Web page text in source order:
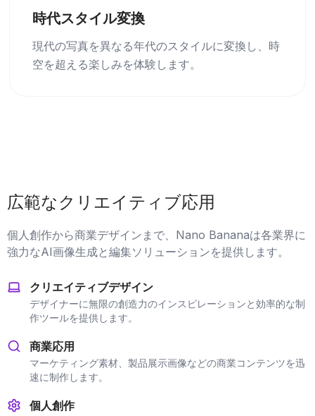
時代スタイル変換
現代の写真を異なる年代のスタイルに変換し、時
空を超える楽しみを体験します。
広範なクリエイティブ応用
個人創作から商業デザインまで、Nano Bananaは各業界に
強力なAI画像生成と編集ソリューションを提供します。
クリエイティブデザイン
デザイナーに無限の創造力のインスピレーションと効率的な制
作ツールを提供します。
商業応用
マーケティング素材、製品展示画像などの商業コンテンツを迅
速に制作します。
個人創作